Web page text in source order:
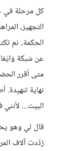
كل مرحلة في
التجهيز،
الحكمة، ثم
عن شبكة
متى أقرر
نهاية تنهيدة.
البيت...
قال لي وهو
رُدِّدت آلاف